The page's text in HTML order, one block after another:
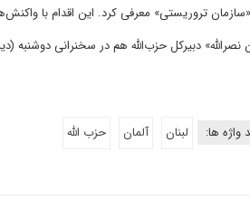
تروریستی» معرفی کرد. این اقدام با
دبیرکل حزب‌الله هم در سخنرانی دوشنبه
واژه ها: لبنان آلمان حزب الله